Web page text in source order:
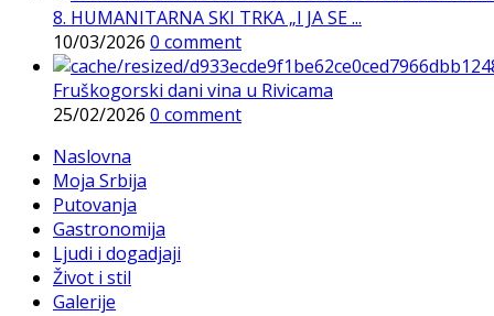
8. HUMANITARNA SKI TRKA „I JA SE ...
10/03/2026 0 comment
Fruškogorski dani vina u Rivicama
25/02/2026 0 comment
Naslovna
Moja Srbija
Putovanja
Gastronomija
Ljudi i dogadjaji
Život i stil
Galerije